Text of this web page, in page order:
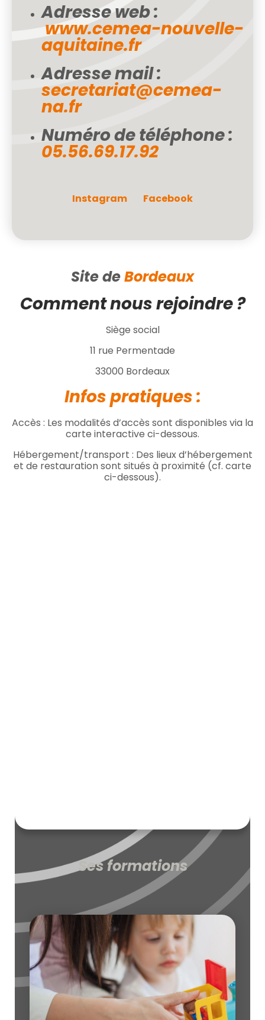
Adresse web :
www.cemea-nouvelle-
aquitaine.fr
Adresse mail :
secretariat@cemea-
na.fr
Numéro de téléphone :
05.56.69.17.92
Instagram Facebook
Site deBordeaux
Comment nous rejoindre ?
Siège social
11 rue Permentade
33000 Bordeaux
Infos pratiques :
Accès : Les modalités d’accès sont disponibles via la
carte interactive ci-dessous.
Hébergement/transport : Des lieux d’hébergement
et de restauration sont situés à proximité (cf. carte
ci-dessous).
Ses formations